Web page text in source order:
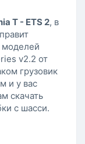
T - ETS 2, в
v2.2 от
грузовик
и у вас
скачать
с шасси.